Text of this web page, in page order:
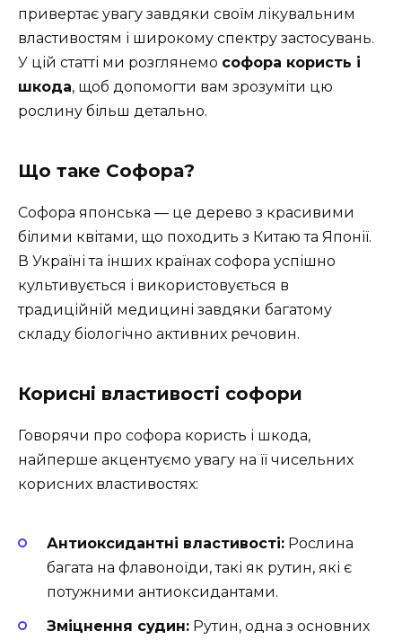
привертає увагу завдяки своїм лікувальним
властивостям і широкому спектру застосувань.
У цій статті ми розглянемо софора користь і
шкода, щоб допомогти вам зрозуміти цю
рослину більш детально.
Що таке Софора?
Софора японська — це дерево з красивими
білими квітами, що походить з Китаю та Японії.
В Україні та інших країнах софора успішно
культивується і використовується в
традиційній медицині завдяки багатому
складу біологічно активних речовин.
Корисні властивості софори
Говорячи про софора користь і шкода,
найперше акцентуємо увагу на її чисельних
корисних властивостях:
Антиоксидантні властивості: Рослина
багата на флавоноїди, такі як рутин, які є
потужними антиоксидантами.
Зміцнення судин: Рутин, одна з основних